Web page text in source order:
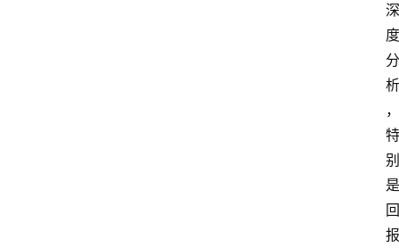
深
度
分
析
，
特
别
是
回
报